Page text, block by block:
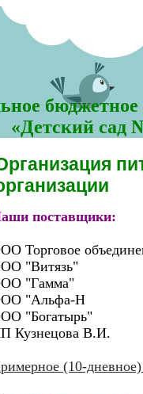
бюджетное
«Детский сад
поставщики:
Торговое
"Витязь"
"Гамма"
"Альфа-Н
"Богатырь"
Кузнецова В.И.
(10-